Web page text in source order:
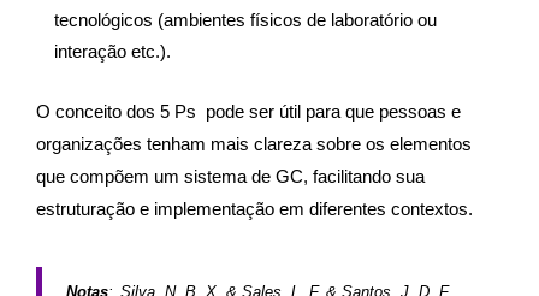
tecnológicos (ambientes físicos de laboratório ou
interação etc.).
O conceito dos 5 Ps pode ser útil para que pessoas e
organizações tenham mais clareza sobre os elementos
que compõem um sistema de GC, facilitando sua
estruturação e implementação em diferentes contextos.
Notas: Silva, N. B. X. & Sales, L. F. & Santos, J. D. F.